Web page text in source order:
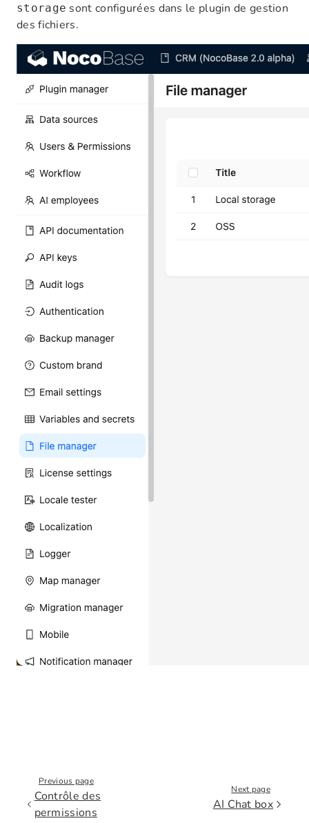
storage sont configurées dans le plugin de gestion
des fichiers.
Previous page
Contrôle des
permissions
Next page
AI Chat box